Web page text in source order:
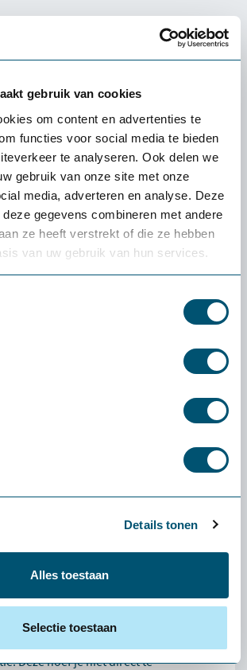
gebruik van cookies
om content en advertenties te
functies voor social media te bieden
te analyseren. Ook delen we
gebruik van onze site met onze
media, adverteren en analyse. Deze
gegevens combineren met andere
ze heeft verstrekt of die ze hebben
van uw gebruik van hun services.
Details tonen
Alles toestaan
Selectie toestaan
of een product
jou past: de
gratis
van
proefplaatsing?
en proefplaatsingsperiode zijn
Vooraf betaal je niets. Enige
als je een klein product (zoals een
wilt retourneren, zijn de
we je persoonlijk een alternatief te
bij je past. Lukt dat niet, dan
retourneren?
bij je op. Kleine producten
pakketservice naar keuze retour.
graag schoon, compleet en
in de originele verpakking retour.
het ordernummer op het pakket
het retourneren?
Deze hoef je niet direct te